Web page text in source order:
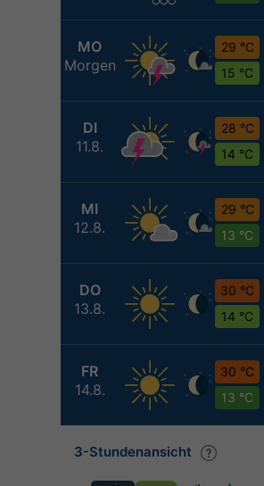
MO
Morgen
29 °C
15 °C
DI
11.8.
28 °C
14 °C
MI
12.8.
29 °C
13 °C
DO
13.8.
30 °C
14 °C
FR
14.8.
30 °C
13 °C
3-Stundenansicht